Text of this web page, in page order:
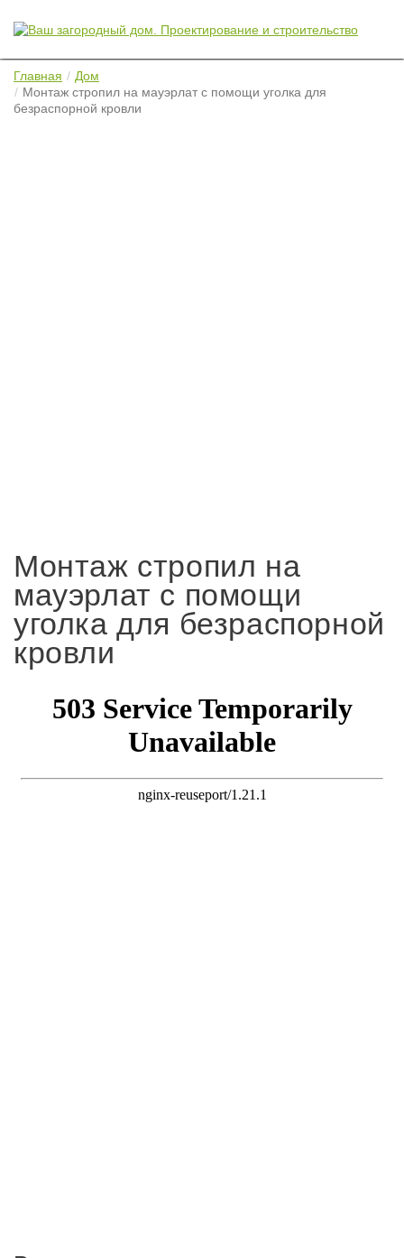
Главная
Дом
Монтаж стропил на мауэрлат с помощи уголка для
безраспорной кровли
Монтаж стропил на
мауэрлат с помощи
уголка для безраспорной
кровли